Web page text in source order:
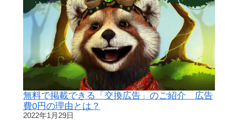
記
録
し
し
た。
作
難
易
度
ナ
ー
作
成
実
績
RYU-
Archit
Studio
無料で掲載できる「交換広告」のご紹介 広告
費0円の理由とは？
2022年1月29日